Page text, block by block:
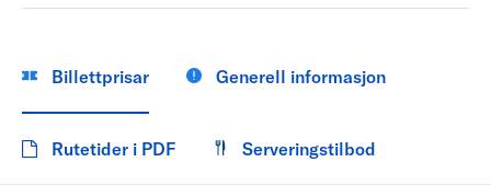
Billettprisar Generell informasjon
Rutetider i PDF Serveringstilbod